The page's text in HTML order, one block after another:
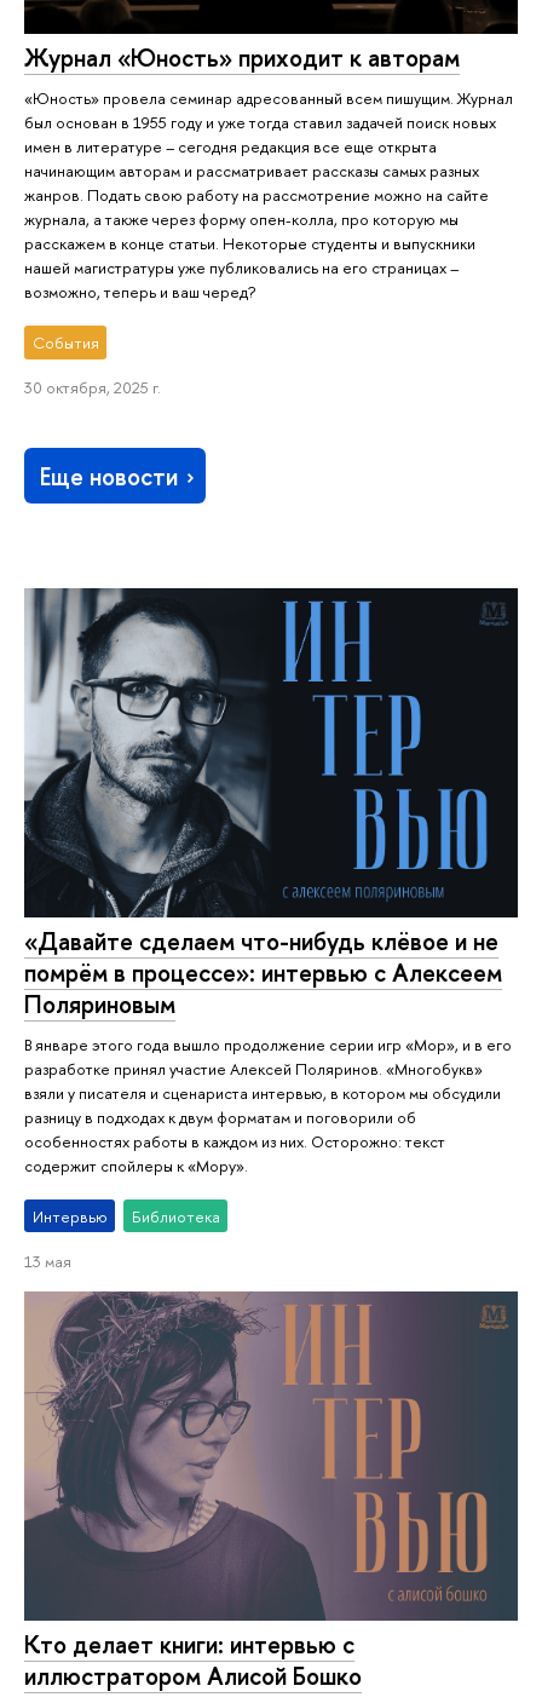
Журнал «Юность» приходит к авторам
«Юность» провела семинар адресованный всем пишущим. Журнал
был основан в 1955 году и уже тогда ставил задачей поиск новых
имен в литературе – сегодня редакция все еще открыта
начинающим авторам и рассматривает рассказы самых разных
жанров. Подать свою работу на рассмотрение можно на сайте
журнала, а также через форму опен-колла, про которую мы
расскажем в конце статьи. Некоторые студенты и выпускники
нашей магистратуры уже публиковались на его страницах –
возможно, теперь и ваш черед?
События
30 октября, 2025 г.
Еще новости
«Давайте сделаем что-нибудь клёвое и не
помрём в процессе»: интервью с Алексеем
Поляриновым
В январе этого года вышло продолжение серии игр «Мор», и в его
разработке принял участие Алексей Поляринов. «Многобукв»
взяли у писателя и сценариста интервью, в котором мы обсудили
разницу в подходах к двум форматам и поговорили об
особенностях работы в каждом из них. Осторожно: текст
содержит спойлеры к «Мору».
Интервью Библиотека
13 мая
Кто делает книги: интервью с
иллюстратором Алисой Бошко